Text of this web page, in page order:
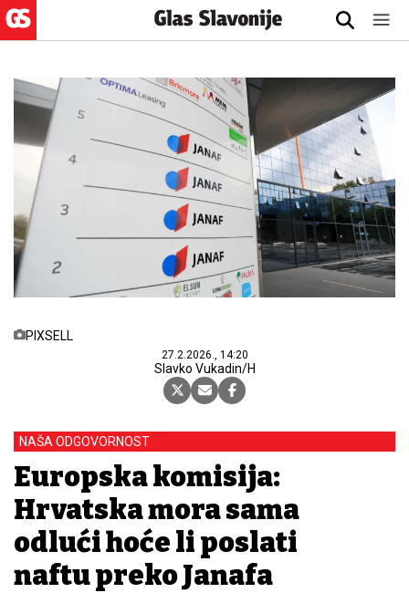
PIXSELL
27.2.2026., 14:20
Slavko Vukadin/H
NAŠA ODGOVORNOST
Europska komisija:
Hrvatska mora sama
odlući hoće li poslati
naftu preko Janafa